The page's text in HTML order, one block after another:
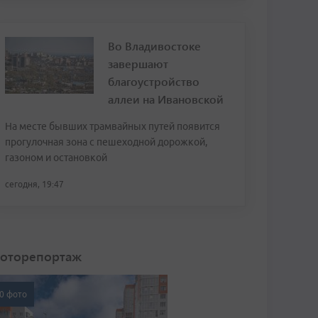
Во Владивостоке
завершают
благоустройство
аллеи на Ивановской
На месте бывших трамвайных путей появится
прогулочная зона с пешеходной дорожкой,
газоном и остановкой
сегодня, 19:47
фото